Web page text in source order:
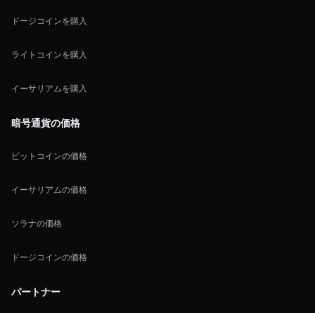
ドージコインを購入
ライトコインを購入
イーサリアムを購入
暗号通貨の価格
ビットコインの価格
イーサリアムの価格
ソラナの価格
ドージコインの価格
パートナー